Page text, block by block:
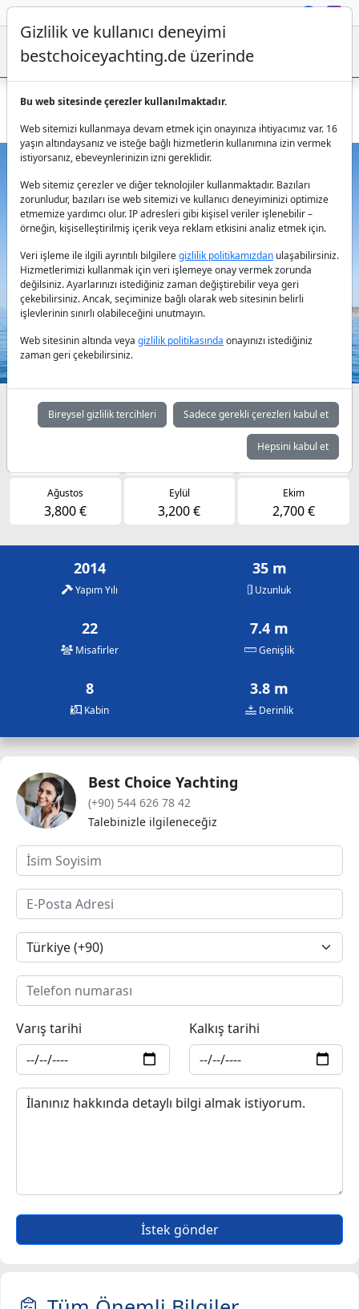
Bodrum’da Kaptanlı Zarif Gulet Oguz Bey Kiralama Fırsatı
Previous
Müsaitlik durumuna göre günlük fiyatlar
Temmuz
3,800 €
Ağustos
3,800 €
Eylül
3,200 €
Ekim
2,700 €
2014
Yapım Yılı
35 m
Uzunluk
22
Misafirler
7.4 m
Genişlik
8
Kabin
3.8 m
Derinlik
Best Choice Yachting
(+90) 544 626 78 42
Talebinizle ilgileneceğiz
Varış tarihi Kalkış tarihi
İstek gönder
Gizlilik ve kullanıcı deneyimi
bestchoiceyachting.de üzerinde
Bu web sitesinde çerezler kullanılmaktadır.
Web sitemizi kullanmaya devam etmek için onayınıza ihtiyacımız var. 16
yaşın altındaysanız ve isteğe bağlı hizmetlerin kullanımına izin vermek
istiyorsanız, ebeveynlerinizin izni gereklidir.
Web sitemiz çerezler ve diğer teknolojiler kullanmaktadır. Bazıları
zorunludur, bazıları ise web sitemizi ve kullanıcı deneyiminizi optimize
etmemize yardımcı olur. IP adresleri gibi kişisel veriler işlenebilir –
örneğin, kişiselleştirilmiş içerik veya reklam etkisini analiz etmek için.
Veri işleme ile ilgili ayrıntılı bilgileregizlilik politikamızdan ulaşabilirsiniz.
Hizmetlerimizi kullanmak için veri işlemeye onay vermek zorunda
değilsiniz. Ayarlarınızı istediğiniz zaman değiştirebilir veya geri
çekebilirsiniz. Ancak, seçiminize bağlı olarak web sitesinin belirli
işlevlerinin sınırlı olabileceğini unutmayın.
Web sitesinin altında veya gizlilik politikasında onayınızı istediğiniz
zaman geri çekebilirsiniz.
Bireysel gizlilik tercihleri Sadece gerekli çerezleri kabul et
Hepsini kabul et